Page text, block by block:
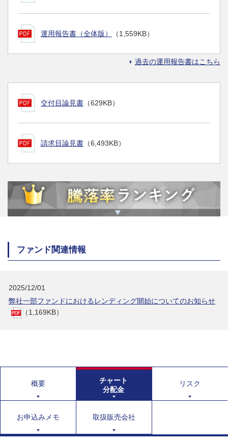
運用報告書（全体版） （1,559KB）
過去の運用報告書はこちら
交付目論見書 （629KB）
請求目論見書 （6,493KB）
ファンド関連情報
2025/12/01
弊社一部ファンドにおけるレンディング開始についてのお知らせ
（1,169KB）
概要
チャート
分配金
リスク
お申込みメモ 取扱販売会社